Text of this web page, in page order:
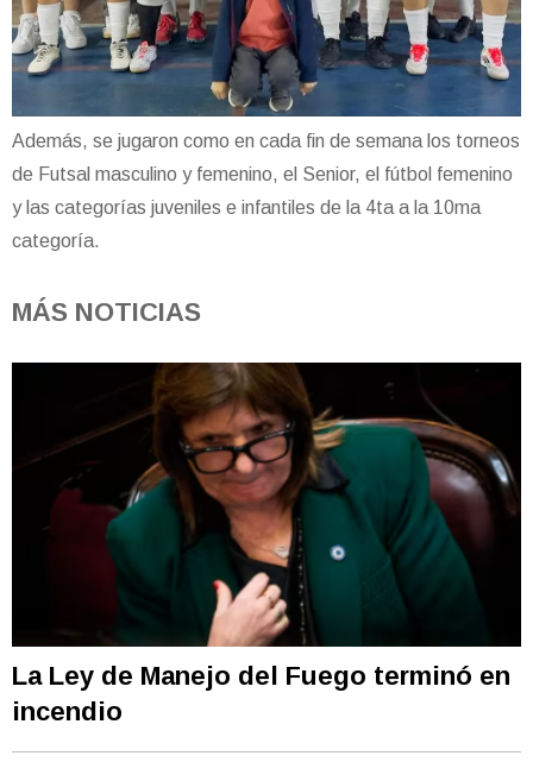
Además, se jugaron como en cada fin de semana los torneos
de Futsal masculino y femenino, el Senior, el fútbol femenino
y las categorías juveniles e infantiles de la 4ta a la 10ma
categoría.
MÁS NOTICIAS
La Ley de Manejo del Fuego terminó en
incendio